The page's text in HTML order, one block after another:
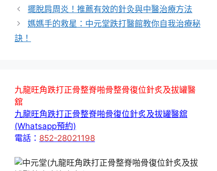
擺脫肩周炎！推薦有效的針灸與中醫治療方法
媽媽手的救星：中元堂跌打醫館教你自我治療秘
訣！
九龍旺角跌打正骨整脊啪骨整骨復位針炙及拔罐醫
舘
九龍旺角跌打正骨整脊啪骨復位針炙及拔罐醫舘
(Whatsapp預約)
電話： 852-28021198